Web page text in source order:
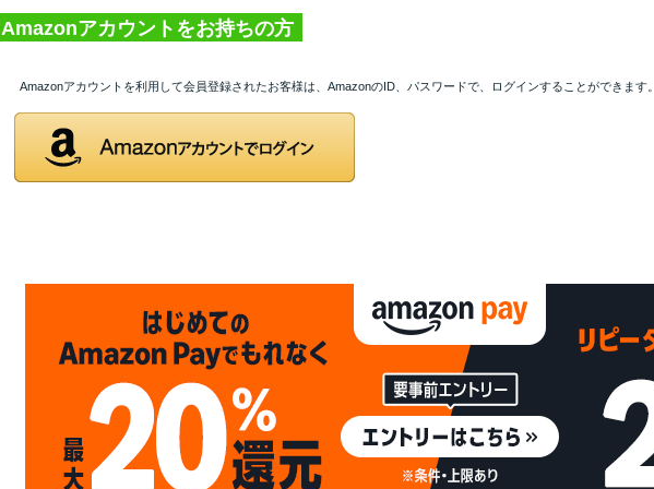
Amazonアカウントをお持ちの方
Amazonアカウントを利用して会員登録されたお客様は、AmazonのID、パスワードで、ログインすることができます。